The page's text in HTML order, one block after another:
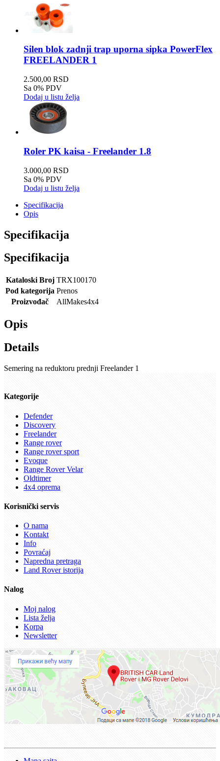
Silen blok zadnji trap uporna sipka PowerFlex
FREELANDER 1
2.500,00 RSD
Sa 0% PDV
Dodaj u listu želja
Roler PK kaisa - Freelander 1.8
3.000,00 RSD
Sa 0% PDV
Dodaj u listu želja
Specifikacija
Opis
Specifikacija
Specifikacija
Kataloski Broj TRX100170
Pod kategorija Prenos
Proizvođač
AllMakes4x4
Opis
Details
Semering na reduktoru prednji Freelander 1
Kategorije
Defender
Discovery
Freelander
Range rover
Range rover sport
Evoque
Range Rover Velar
Oldtimer
4x4 oprema
Korisnički servis
O nama
Kontakt
Info
Povraćaj
Napredna pretraga
Land Rover istorija
Nalog
Moj nalog
Lista želja
Korpa
Newsletter